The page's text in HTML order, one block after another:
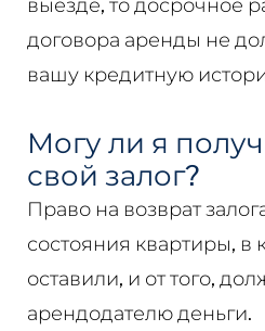
выезде, то досрочное
договора аренды не
вашу кредитную
Могу ли я
свой залог?
Право на возврат
состояния квартиры, в
оставили, и от того,
арендодателю деньги.